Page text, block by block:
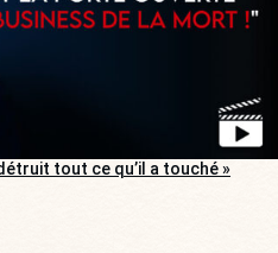
tout ce qu’il a touché »